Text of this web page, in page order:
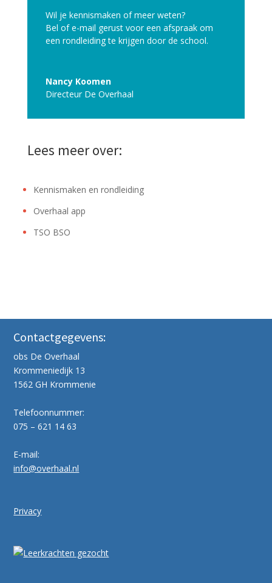
Wil je kennismaken of meer weten?
Bel of e-mail gerust voor een afspraak om
een rondleiding te krijgen door de school.
Nancy Koomen
Directeur De Overhaal
Lees meer over:
Kennismaken en rondleiding
Overhaal app
TSO BSO
Contactgegevens:
obs De Overhaal
Krommeniedijk 13
1562 GH Krommenie
Telefoonnummer:
075 – 621 14 63
E-mail:
info@overhaal.nl
Privacy